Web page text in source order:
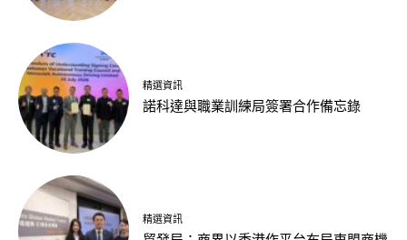
精選資訊
諾科達與職業訓練局簽署合作備忘錄
精選資訊